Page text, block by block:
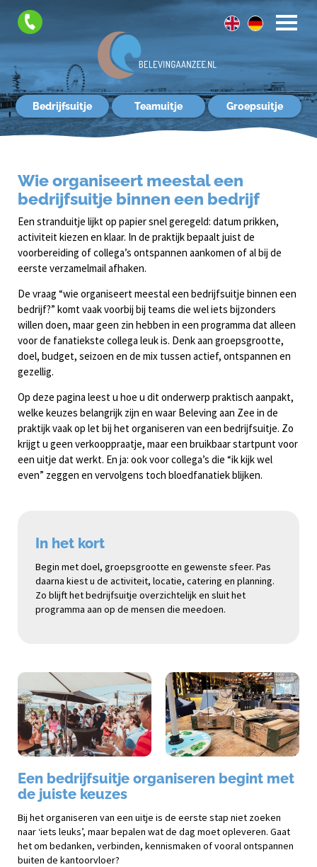
Bedrijfsuitje Teamuitje Groepsuitje
Wie organiseert meestal een
bedrijfsuitje binnen een bedrijf
Een stranduitje lijkt op papier snel geregeld: datum prikken,
activiteit kiezen en klaar. In de praktijk bepaalt juist de
voorbereiding of collega’s ontspannen aankomen of al bij de
eerste verzamelmail afhaken.
De vraag “wie organiseert meestal een bedrijfsuitje binnen een
bedrijf?” komt vaak voorbij bij teams die wel iets bijzonders
willen doen, maar geen zin hebben in een programma dat alleen
voor de fanatiekste collega leuk is. Denk aan groepsgrootte,
doel, budget, seizoen en de mix tussen actief, ontspannen en
gezellig.
Op deze pagina leest u hoe u dit onderwerp praktisch aanpakt,
welke keuzes belangrijk zijn en waar Beleving aan Zee in de
praktijk vaak op let bij het organiseren van een bedrijfsuitje. Zo
krijgt u geen verkooppraatje, maar een bruikbaar startpunt voor
een uitje dat werkt. En ja: ook voor collega’s die “ik kijk wel
even” zeggen en vervolgens toch bloedfanatiek blijken.
In het kort
Begin met doel, groepsgrootte en gewenste sfeer. Pas
daarna kiest u de activiteit, locatie, catering en planning.
Zo blijft het bedrijfsuitje overzichtelijk en sluit het
programma aan op de mensen die meedoen.
Een bedrijfsuitje organiseren begint met
de juiste keuzes
Bij het organiseren van een uitje is de eerste stap niet zoeken
naar ‘iets leuks’, maar bepalen wat de dag moet opleveren. Gaat
het om bedanken, verbinden, kennismaken of vooral ontspannen
buiten de kantoorvloer?